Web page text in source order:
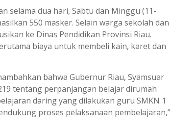
selama dua hari, Sabtu dan Minggu (11-
550 masker. Selain warga sekolah dan
ke Dinas Pendidikan Provinsi Riau.
biaya untuk membeli kain, karet dan
bahwa Gubernur Riau, Syamsuar
tentang perpanjangan belajar dirumah
daring yang dilakukan guru SMKN 1
proses pelaksanaan pembelajaran,”